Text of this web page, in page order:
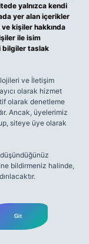
yalnızca kendi
yer alan içerikler
kişiler hakkında
ile isim
bilgiler taslak
ve İletişim
olarak hizmet
olarak denetleme
Ancak, üyelerimiz
siteye üye olarak
bildirmeniz halinde,